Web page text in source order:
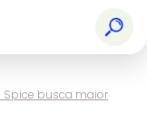
Spice busca maior